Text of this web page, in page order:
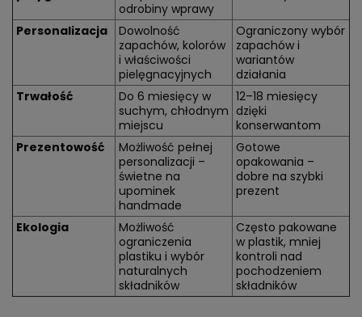
odrobiny wprawy
Personalizacja
Dowolność
zapachów, kolorów
i właściwości
pielęgnacyjnych
Ograniczony wybór
zapachów i
wariantów
działania
Trwałość
Do 6 miesięcy w
suchym, chłodnym
miejscu
12–18 miesięcy
dzięki
konserwantom
Prezentowość
Możliwość pełnej
personalizacji –
świetne na
upominek
handmade
Gotowe
opakowania –
dobre na szybki
prezent
Ekologia
Możliwość
ograniczenia
plastiku i wybór
naturalnych
składników
Często pakowane
w plastik, mniej
kontroli nad
pochodzeniem
składników